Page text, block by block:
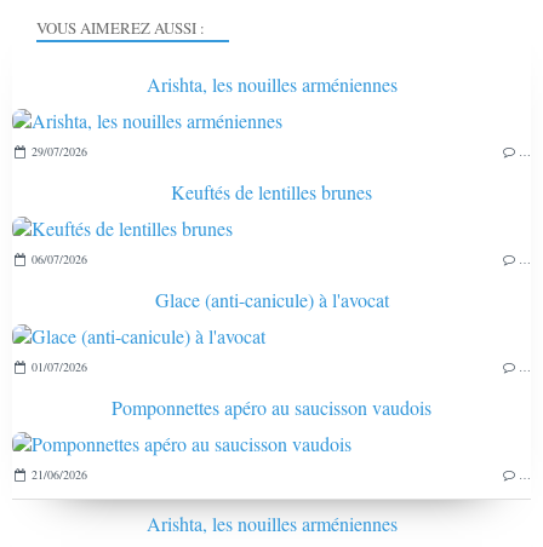
VOUS AIMEREZ AUSSI :
Arishta, les nouilles arméniennes
29/07/2026
Keuftés de lentilles brunes
06/07/2026
Glace (anti-canicule) à l'avocat
01/07/2026
Pomponnettes apéro au saucisson vaudois
21/06/2026
Arishta, les nouilles arméniennes